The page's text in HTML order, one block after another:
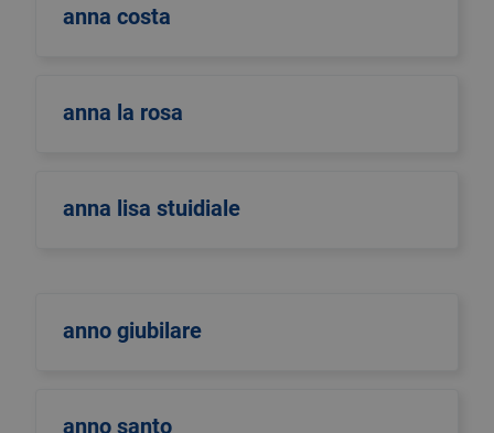
anna costa
anna la rosa
anna lisa stuidiale
anno giubilare
anno santo